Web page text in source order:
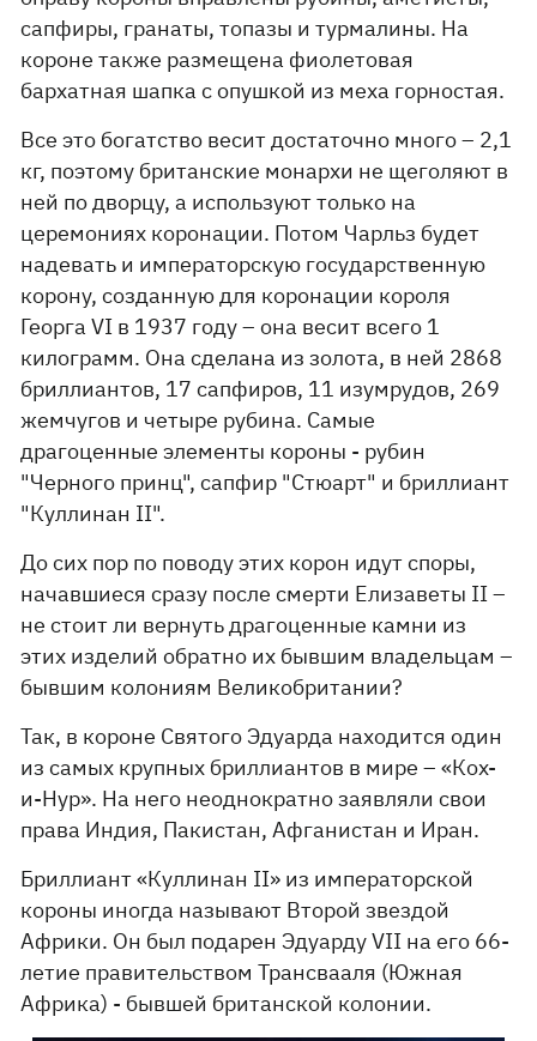
сапфиры, гранаты, топазы и турмалины. На
короне также размещена фиолетовая
бархатная шапка с опушкой из меха горностая.
Все это богатство весит достаточно много – 2,1
кг, поэтому британские монархи не щеголяют в
ней по дворцу, а используют только на
церемониях коронации. Потом Чарльз будет
надевать и императорскую государственную
корону, созданную для коронации короля
Георга VI в 1937 году – она весит всего 1
килограмм. Она сделана из золота, в ней 2868
бриллиантов, 17 сапфиров, 11 изумрудов, 269
жемчугов и четыре рубина. Самые
драгоценные элементы короны - рубин
"Черного принц", сапфир "Стюарт" и бриллиант
"Куллинан II".
До сих пор по поводу этих корон идут споры,
начавшиеся сразу после смерти Елизаветы II –
не стоит ли вернуть драгоценные камни из
этих изделий обратно их бывшим владельцам –
бывшим колониям Великобритании?
Так, в короне Святого Эдуарда находится один
из самых крупных бриллиантов в мире – «Кох-
и-Нур». На него неоднократно заявляли свои
права Индия, Пакистан, Афганистан и Иран.
Бриллиант «Куллинан II» из императорской
короны иногда называют Второй звездой
Африки. Он был подарен Эдуарду VII на его 66-
летие правительством Трансвааля (Южная
Африка) - бывшей британской колонии.